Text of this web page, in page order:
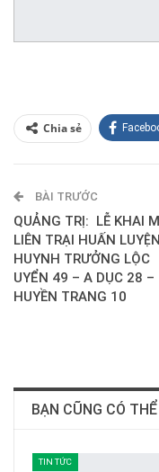
Chia sẻ
E-mail
BÀI TRƯỚC
QUẢNG TRỊ: LỄ KHAI
LIÊN TRẠI HUẤN LUYỆN
HUYNH TRƯỞNG LỘC
UYỂN 49 – A DỤC 28 –
HUYỀN TRANG 10
BẠN CŨNG CÓ
TIN TỨC